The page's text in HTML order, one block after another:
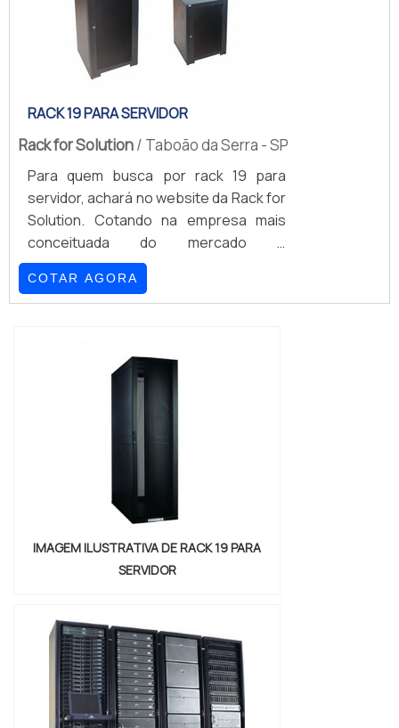
indicado para ambientes de data
center com performance prática e
RACK 19 PARA SERVIDOR
Rack for Solution/ Taboão da Serra - SP
Para quem busca por rack 19 para
servidor, achará no website da Rack for
Solution. Cotando na empresa mais
conceituada do mercado e
conhecendo a sofisticação, qualidade
e preço justo em um só lugar.É
importante lembrar que o produto deve
especializadas no segmento. Esse tipo
de cuidado ajuda a garantir a qualidade
frequentes de peç...
COTAR AGORA
IMAGEM ILUSTRATIVA DE RACK 19 PARA
SERVIDOR